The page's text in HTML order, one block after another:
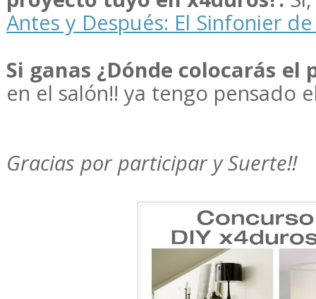
Antes y Después: El Sinfonier
Si ganas ¿Dónde colocarás el
en el salón!! ya tengo pensado
Gracias por participar y Suerte!!